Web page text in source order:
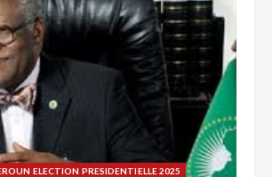
ELECTION PRESIDENTIELLE 2025